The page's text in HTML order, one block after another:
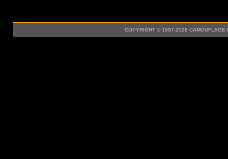
COPYRIGHT © 1997-2026 CAMOUFLAGE-